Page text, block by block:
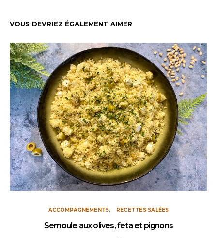
VOUS DEVRIEZ ÉGALEMENT AIMER
ACCOMPAGNEMENTS RECETTES SALÉES
Semoule aux olives, feta et pignons